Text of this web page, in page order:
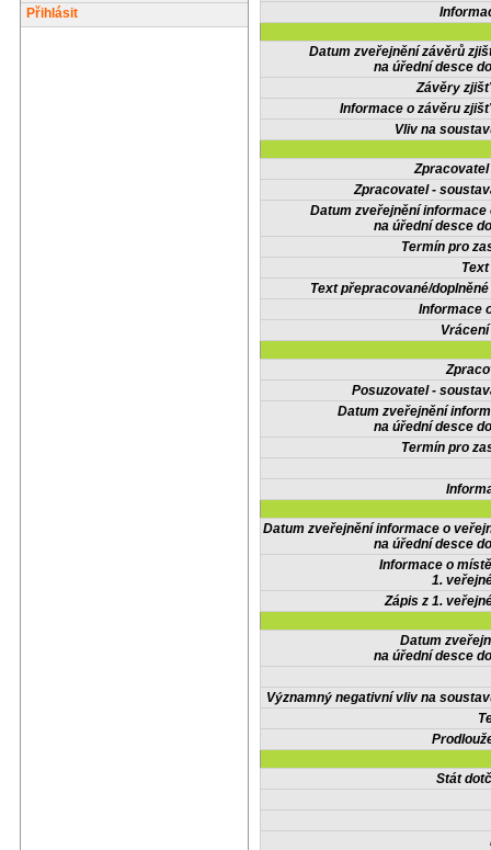
Přihlásit
Datum zveřejnění závěrů
na úřední desce
Závěry
Informace o závěru
Vliv na
Zpracovatel -
Datum zveřejnění informace
na úřední desce
Termín pro
Text přepracované/
Informace
Posuzovatel -
Datum zveřejnění
na úřední desce
Termín pro
Datum zveřejnění informace o
na úřední desce
Informace o
1.
Zápis z 1.
Datum
na úřední desce
Významný negativní vliv na
Stát